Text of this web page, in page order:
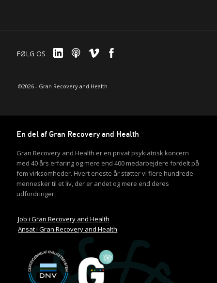
FØLG OS
©2026 - Gran Recovery and Health
En del af Gran Recovery and Health
Gran Recovery and Health er en privat psykiatrisk koncern
med 40 års erfaring og mere end 400 medarbejdere fordelt på
fem virksomheder. Hvert eneste år støtter vi flere hundrede
mennesker til et liv, der er andet og mere end deres
udfordringer.
Job i Gran Recovery and Health
Ansat i Gran Recovery and Health